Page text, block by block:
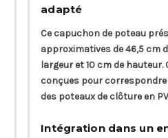
adapté
Ce capuchon de poteau
approximatives de 46,5 cm
largeur et 10 cm de
conçues pour
des poteaux de clôture en
Intégration dans un